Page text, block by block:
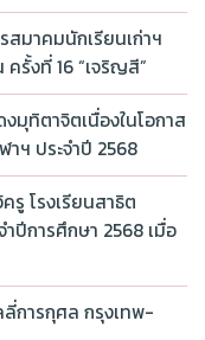
สมาคมนักเรียนเก่าฯ
รั้งที่ 16 “เจริญสี”
มุทิตาจิตเนื่องในโอกาส
ฯ ประจำปี 2568
รู โรงเรียนสาธิต
ปีการศึกษา 2568 เมื่อ
การกุศล กรุงเทพ-